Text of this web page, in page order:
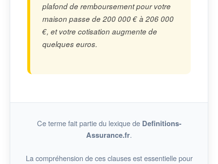
plafond de remboursement pour votre
maison passe de 200 000 € à 206 000
€, et votre cotisation augmente de
quelques euros.
Ce terme fait partie du lexique de Definitions-
Assurance.fr.
La compréhension de ces clauses est essentielle pour